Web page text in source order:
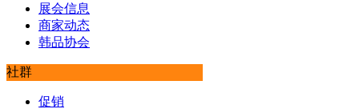
展会信息
商家动态
韩品协会
社群
促销